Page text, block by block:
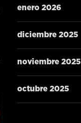
enero 2026
diciembre 2025
noviembre 2025
octubre 2025